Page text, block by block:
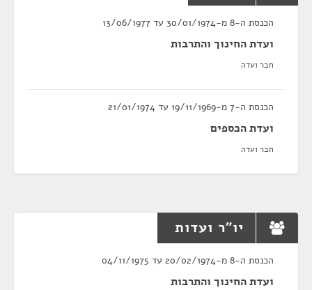
הכנסת ה-8 מ-30/01/1974 עד 13/06/1977
ועדת החינוך והתרבות
חבר ועדה
הכנסת ה-7 מ-19/11/1969 עד 21/01/1974
ועדת הכספים
חבר ועדה
יו"ר ועדות
הכנסת ה-8 מ-20/02/1974 עד 04/11/1975
ועדת החינוך והתרבות